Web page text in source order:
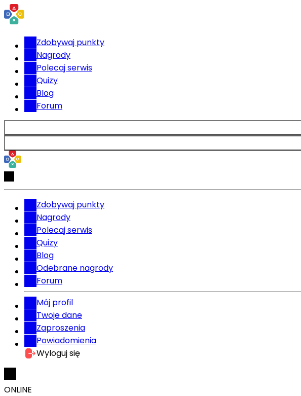
Zdobywaj punkty
Nagrody
Polecaj serwis
Quizy
Blog
Forum
Zdobywaj punkty
Nagrody
Polecaj serwis
Quizy
Blog
Odebrane nagrody
Forum
Mój profil
Twoje dane
Zaproszenia
Powiadomienia
Wyloguj się
ONLINE